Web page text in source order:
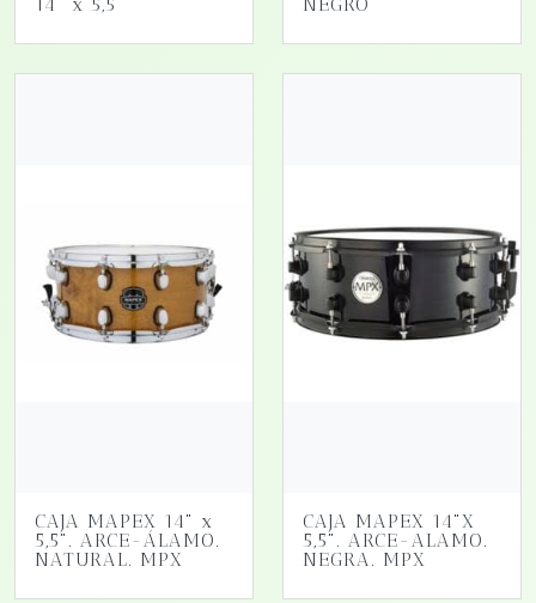
CAJA MAPEX 14" x
5,5". ARCE-ÁLAMO.
NATURAL. MPX
CAJA MAPEX 14"X
5,5". ARCE-ALAMO.
NEGRA. MPX